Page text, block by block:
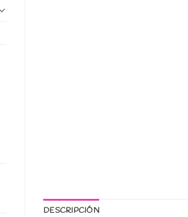
DESCRIPCIÓN